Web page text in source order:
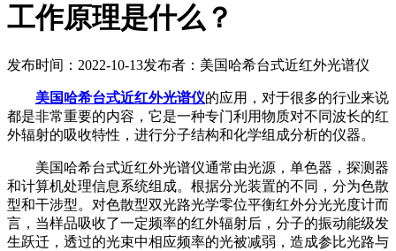
工作原理是什么？
发布时间：2022-10-13发布者：美国哈希台式近红外光谱仪
美国哈希台式近红外光谱仪的应用，对于很多的行业来说
都是非常重要的内容，它是一种专门利用物质对不同波长的红
外辐射的吸收特性，进行分子结构和化学组成分析的仪器。
美国哈希台式近红外光谱仪通常由光源，单色器，探测器
和计算机处理信息系统组成。根据分光装置的不同，分为色散
型和干涉型。对色散型双光路光学零位平衡红外分光光度计而
言，当样品吸收了一定频率的红外辐射后，分子的振动能级发
生跃迁，透过的光束中相应频率的光被减弱，造成参比光路与